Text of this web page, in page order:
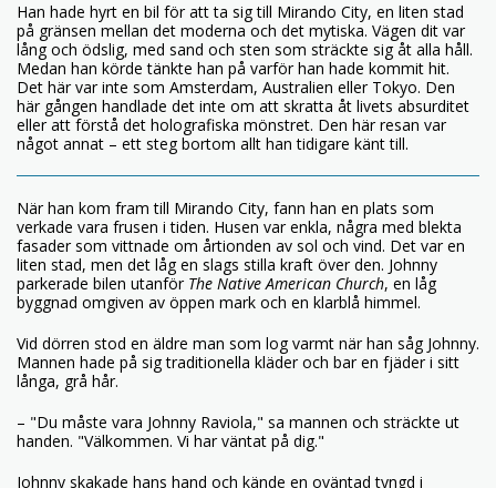
Han hade hyrt en bil för att ta sig till Mirando City, en liten stad
på gränsen mellan det moderna och det mytiska. Vägen dit var
lång och ödslig, med sand och sten som sträckte sig åt alla håll.
Medan han körde tänkte han på varför han hade kommit hit.
Det här var inte som Amsterdam, Australien eller Tokyo. Den
här gången handlade det inte om att skratta åt livets absurditet
eller att förstå det holografiska mönstret. Den här resan var
något annat – ett steg bortom allt han tidigare känt till.
När han kom fram till Mirando City, fann han en plats som
verkade vara frusen i tiden. Husen var enkla, några med blekta
fasader som vittnade om årtionden av sol och vind. Det var en
liten stad, men det låg en slags stilla kraft över den. Johnny
parkerade bilen utanför The Native American Church, en låg
byggnad omgiven av öppen mark och en klarblå himmel.
Vid dörren stod en äldre man som log varmt när han såg Johnny.
Mannen hade på sig traditionella kläder och bar en fjäder i sitt
långa, grå hår.
– "Du måste vara Johnny Raviola," sa mannen och sträckte ut
handen. "Välkommen. Vi har väntat på dig."
Johnny skakade hans hand och kände en oväntad tyngd i